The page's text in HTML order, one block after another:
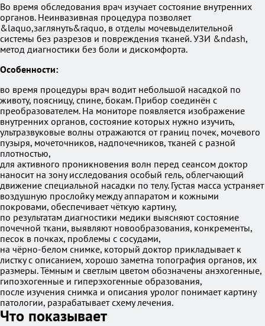
Во время обследования врач изучает состояние внутренних
органов. Неинвазивная процедура позволяет
&laquo,заглянуть&raquo, в отделы мочевыделительной
системы без разрезов и повреждения тканей. УЗИ &ndash,
метод диагностики без боли и дискомфорта.
Особенности:
во время процедуры врач водит небольшой насадкой по
животу, поясницу, спине, бокам. Прибор соединён с
преобразователем. На мониторе появляется изображение
внутренних органов, состояние которых нужно изучить,
ультразвуковые волны отражаются от границ почек, мочевого
пузыря, мочеточников, надпочечников, тканей с разной
плотностью,
для активного проникновения волн перед сеансом доктор
наносит на зону исследования особый гель, облегчающий
движение специальной насадки по телу. Густая масса устраняет
воздушную прослойку между аппаратом и кожными
покровами, обеспечивает чёткую картину,
по результатам диагностики медики выясняют состояние
почечной ткани, выявляют новообразования, конкременты,
песок в почках, проблемы с сосудами,
на чёрно-белом снимке, который доктор прикладывает к
листку с описанием, хорошо заметна топография органов, их
размеры. Тёмным и светлым цветом обозначены анэхогенные,
гипоэхогенные и гиперэхогенные образования,
после изучения снимка и описания уролог понимает картину
патологии, разрабатывает схему лечения.
Что показывает